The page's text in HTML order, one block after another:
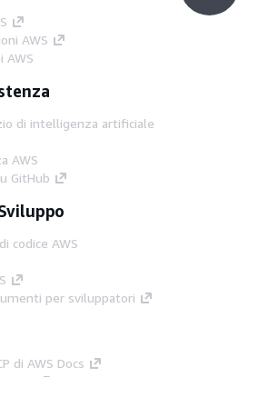
AWS
AWS
di intelligenza artificiale
AWS
GitHub
codice AWS
per sviluppatori
di AWS Docs